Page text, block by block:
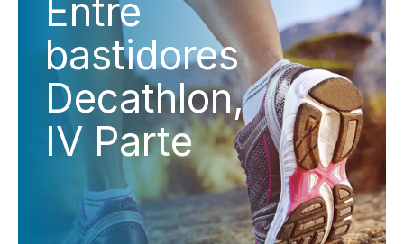
Entre
bastidores
Decathlon,
IV Parte